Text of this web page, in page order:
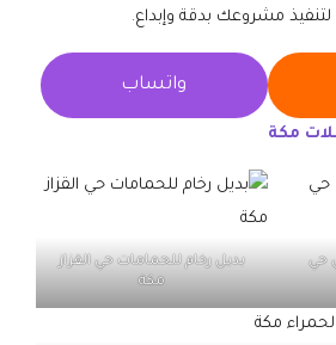
مشروعك بدقة وإبداع.
واتساب
مكة
حي
بديل رخام للحمامات حي القزاز
مكة